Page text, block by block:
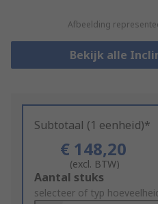
Afbeelding
Bekijk alle
Subtotaal (1 eenheid)*
€ 148,20
(excl. BTW)
Add
to
Aantal stuks
selecteer of typ